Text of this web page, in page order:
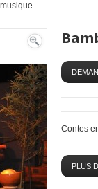
Contes
PLUS